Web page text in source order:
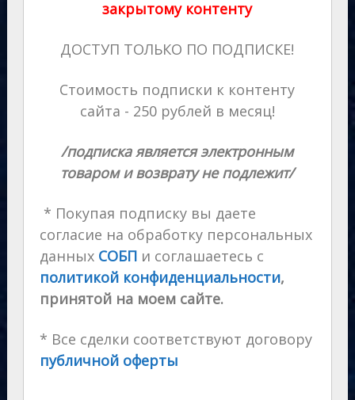
закрытому контенту
ДОСТУП ТОЛЬКО ПО ПОДПИСКЕ!
Стоимость подписки к контенту
сайта - 250 рублей в месяц!
/подписка является электронным
товаром и возврату не подлежит/
* Покупая подписку вы даете
согласие на обработку персональных
данных СОБП и соглашаетесь с
политикой конфиденциальности,
принятой на моем сайте.
* Все сделки соответствуют договору
публичной оферты